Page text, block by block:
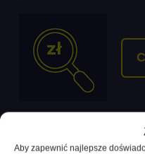
Aby zapewnić najlepsze